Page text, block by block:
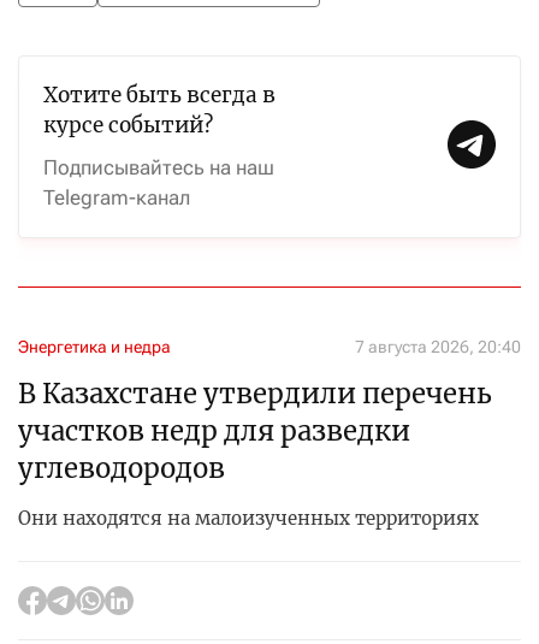
Хотите быть всегда в
курсе событий?
Подписывайтесь на наш
Telegram-канал
Энергетика и недра 7 августа 2026, 20:40
В Казахстане утвердили перечень
участков недр для разведки
углеводородов
Они находятся на малоизученных территориях